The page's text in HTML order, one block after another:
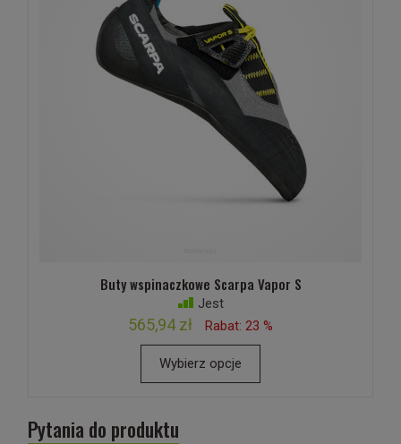
Buty wspinaczkowe Scarpa Vapor S
Jest
565,94 zł Rabat: 23 %
Wybierz opcje
Pytania do produktu